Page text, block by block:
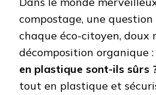
compostage, une
chaque éco-citoyen, doux
décomposition organique :
en plastique sont-ils sûrs
tout en plastique et